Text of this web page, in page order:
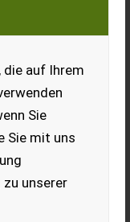
die auf Ihrem
Sie
Sie mit uns
zu unserer